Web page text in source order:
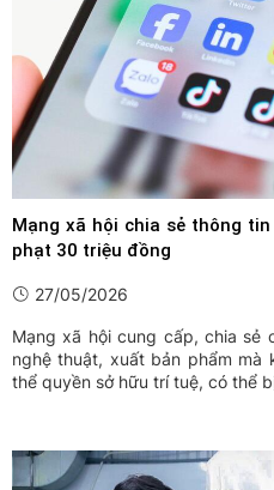
Mạng xã hội chia sẻ thông
phạt 30 triệu đồng
27/05/2026
Mạng xã hội cung cấp, chia sẻ
nghệ thuật, xuất bản phẩm
thể quyền sở hữu trí tuệ, có thể